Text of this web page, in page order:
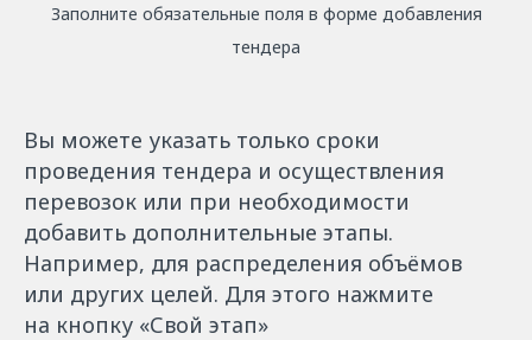
Заполните обязательные поля в форме добавления
тендера
Вы можете указать только сроки
проведения тендера и осуществления
перевозок или при необходимости
добавить дополнительные этапы.
Например, для распределения объёмов
или других целей. Для этого нажмите
на кнопку «Свой этап»